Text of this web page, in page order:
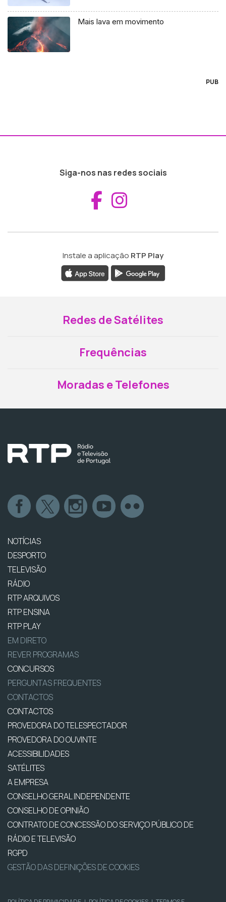
Mais lava em movimento
PUB
Siga-nos nas redes sociais
Aceder ao
Instale a aplicação RTP Play
Redes de Satélites
Frequências
Moradas e Telefones
NOTÍCIAS
DESPORTO
TELEVISÃO
RÁDIO
RTP ARQUIVOS
RTP ENSINA
RTP PLAY
EM DIRETO
REVER PROGRAMAS
CONCURSOS
PERGUNTAS FREQUENTES
CONTACTOS
CONTACTOS
PROVEDORA DO TELESPECTADOR
PROVEDORA DO OUVINTE
ACESSIBILIDADES
SATÉLITES
A EMPRESA
CONSELHO GERAL INDEPENDENTE
CONSELHO DE OPINIÃO
CONTRATO DE CONCESSÃO DO SERVIÇO PÚBLICO DE
RÁDIO E TELEVISÃO
RGPD
GESTÃO DAS DEFINIÇÕES DE COOKIES